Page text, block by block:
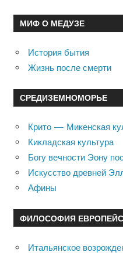
МИФ О МЕДУЗЕ
История бытия
Жизнь после смерти
СРЕДИЗЕМНОМОРЬЕ
Крито — Микенская
Кикладская культура
Богу вечности Эону
Искусство древней
Афины
ФИЛОСОФИЯ
Итальянское